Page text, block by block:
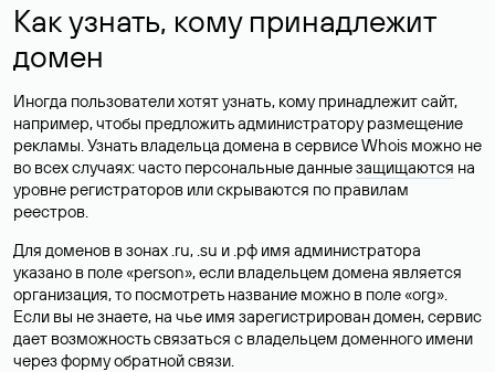
Как узнать, кому принадлежит
домен
Иногда пользователи хотят узнать, кому принадлежит сайт,
например, чтобы предложить администратору размещение
рекламы. Узнать владельца домена в сервисе Whois можно не
во всех случаях: часто персональные данныезащищаются на
уровне регистраторов или скрываются по правилам
реестров.
Для доменов в зонах .ru, .su и .рф имя администратора
указано в поле «person», если владельцем домена является
организация, то посмотреть название можно в поле «org».
Если вы не знаете, на чье имя зарегистрирован домен, сервис
дает возможность связаться с владельцем доменного имени
через форму обратной связи.